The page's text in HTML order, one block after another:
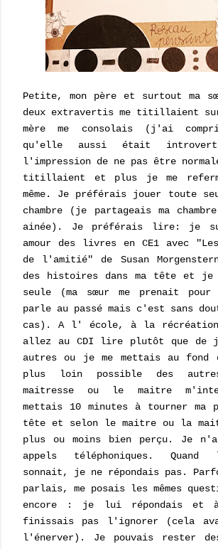
Petite, mon père et surtout ma
deux extravertis me titillaient
mère me consolais (j'ai
qu'elle aussi était
l'impression de ne pas être
titillaient et plus je me
même. Je préférais jouer toute
chambre (je partageais ma
ainée). Je préférais lire: je
amour des livres en CE1 avec
de l'amitié" de Susan
des histoires dans ma tête et
seule (ma sœur me prenait
parle au passé mais c'est sans
cas). A l' école, à la
allez au CDI lire plutôt que de
autres ou je me mettais au
plus loin possible des
maitresse ou le maitre
mettais 10 minutes à tourner ma
tête et selon le maitre ou la
plus ou moins bien perçu. Je
appels téléphoniques. Quand
sonnait, je ne répondais pas.
parlais, me posais les mêmes
encore : je lui répondais
finissais pas l'ignorer (cela
l'énerver). Je pouvais rester